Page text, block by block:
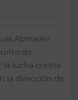
Abinader
de
la lucha contra
la dirección de